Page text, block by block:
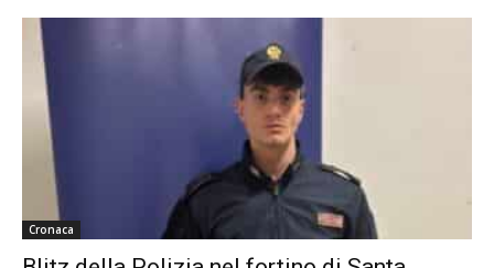
Cronaca